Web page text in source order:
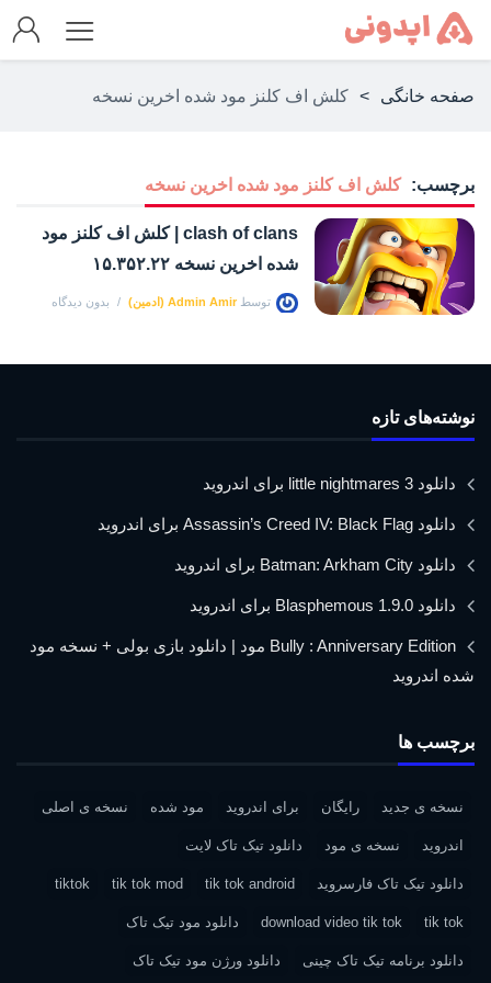
صفحه خانگی > کلش اف کلنز مود شده اخرین نسخه
برچسب: کلش اف کلنز مود شده اخرین نسخه
clash of clans | کلش اف کلنز مود
شده اخرین نسخه ۱۵.۳۵۲.۲۲
توسط Admin Amir (ادمین) بدون دیدگاه
نوشته‌های تازه
دانلود little nightmares 3 برای اندروید
دانلود Assassin’s Creed IV: Black Flag برای اندروید
دانلود Batman: Arkham City برای اندروید
دانلود Blasphemous 1.9.0 برای اندروید
Bully : Anniversary Edition مود | دانلود بازی بولی + نسخه مود
شده اندروید
برچسب ها
نسخه ی جدید رایگان برای اندروید مود شده نسخه ی اصلی
اندروید نسخه ی مود دانلود تیک تاک لایت
دانلود تیک تاک فارسروید tik tok android
tik tok mod
tiktok
tik tok
download video tik tok دانلود مود تیک تاک
دانلود برنامه تیک تاک چینی دانلود ورژن مود تیک تاک